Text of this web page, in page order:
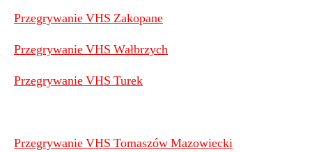
Przegrywanie VHS Zakopane
Przegrywanie VHS Wałbrzych
Przegrywanie VHS Turek
Przegrywanie VHS Tomaszów Mazowiecki